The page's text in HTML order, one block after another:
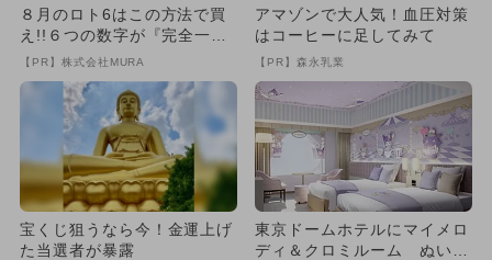
８月のロト6はこの方法で買
え!!６つの数字が『完全一
致』する方法
【PR】株式会社MURA
アマゾンで大人気！血圧対策
はコーヒーに足してみて
【PR】森永乳業
宝くじ狙うなら今！金運上げ
た当選者が暴露
東京ドームホテルにマイメロ
ディ＆クロミルーム ぬいぐ